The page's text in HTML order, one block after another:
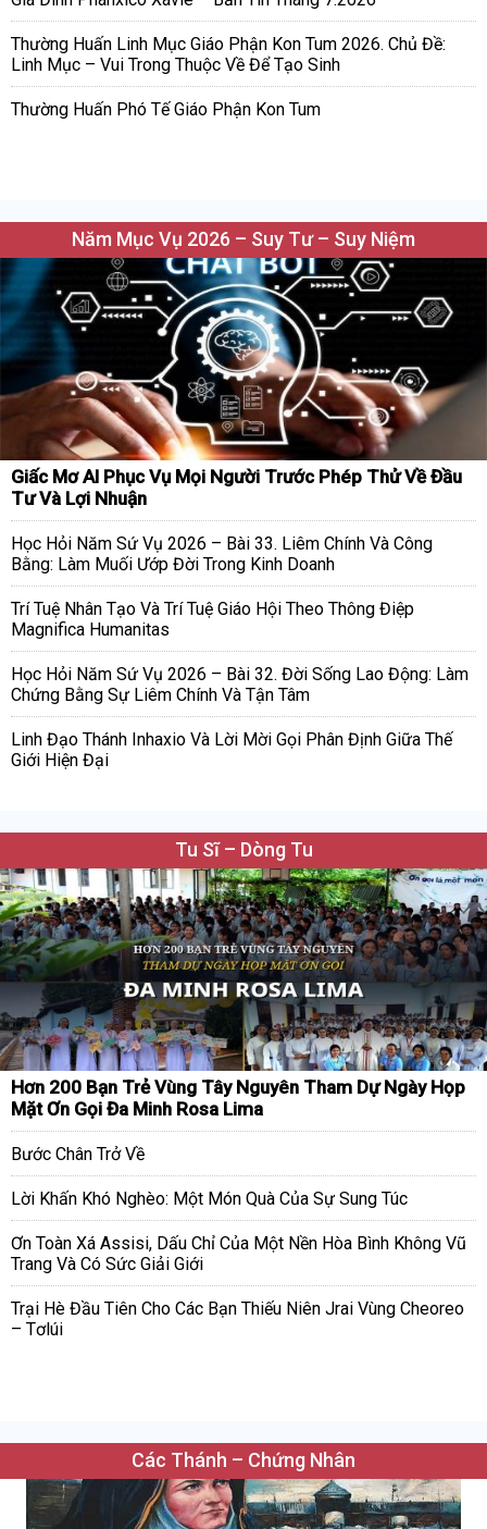
Thường Huấn Linh Mục Giáo Phận Kon Tum 2026. Chủ Đề:
Linh Mục – Vui Trong Thuộc Về Để Tạo Sinh
Thường Huấn Phó Tế Giáo Phận Kon Tum
Năm Mục Vụ 2026 – Suy Tư – Suy Niệm
Giấc Mơ AI Phục Vụ Mọi Người Trước Phép Thử Về Đầu
Tư Và Lợi Nhuận
Học Hỏi Năm Sứ Vụ 2026 – Bài 33. Liêm Chính Và Công
Bằng: Làm Muối Ướp Đời Trong Kinh Doanh
Trí Tuệ Nhân Tạo Và Trí Tuệ Giáo Hội Theo Thông Điệp
Magnifica Humanitas
Học Hỏi Năm Sứ Vụ 2026 – Bài 32. Đời Sống Lao Động: Làm
Chứng Bằng Sự Liêm Chính Và Tận Tâm
Linh Đạo Thánh Inhaxio Và Lời Mời Gọi Phân Định Giữa Thế
Giới Hiện Đại
Tu Sĩ – Dòng Tu
Hơn 200 Bạn Trẻ Vùng Tây Nguyên Tham Dự Ngày Họp
Mặt Ơn Gọi Đa Minh Rosa Lima
Bước Chân Trở Về
Lời Khấn Khó Nghèo: Một Món Quà Của Sự Sung Túc
Ơn Toàn Xá Assisi, Dấu Chỉ Của Một Nền Hòa Bình Không Vũ
Trang Và Có Sức Giải Giới
Trại Hè Đầu Tiên Cho Các Bạn Thiếu Niên Jrai Vùng Cheoreo
– Tơlúi
Các Thánh – Chứng Nhân